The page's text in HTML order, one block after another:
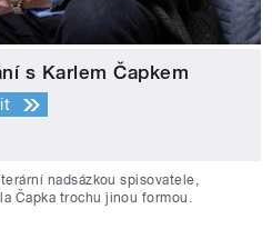
s Karlem Čapkem
nadsázkou spisovatele,
Čapka trochu jinou formou.